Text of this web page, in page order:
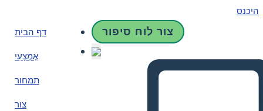
היכנס
דף הבית
אֶמְצָעִי
תמחור
צור
צור לוח סיפור